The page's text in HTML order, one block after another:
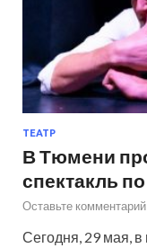
ТЕАТР
В Тюмени
спектакль
Оставьте комментарий
Сегодня, 29 мая,